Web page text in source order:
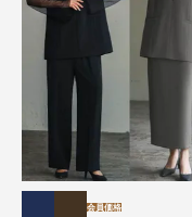
会員価格